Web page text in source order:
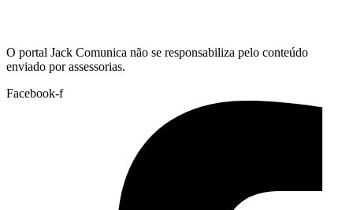
O portal Jack Comunica não se responsabiliza pelo conteúdo
enviado por assessorias.
Facebook-f